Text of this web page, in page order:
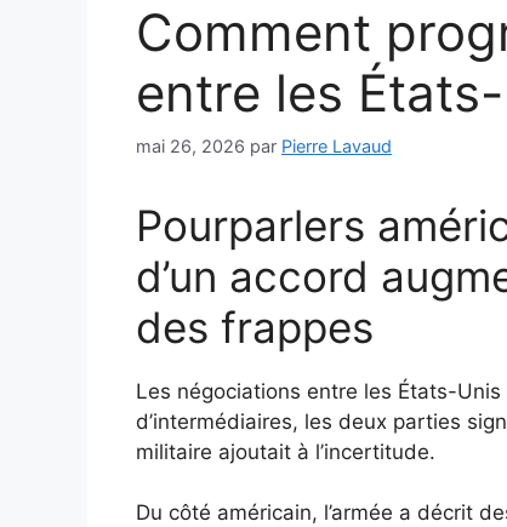
Comment
entre les
mai 26, 2026 par Pierre Lavaud
Pourparlers
d’un accord
des frappes
Les négociations entre les États-Unis
d’intermédiaires, les deux parties
militaire ajoutait à l’incertitude.
Du côté américain, l’armée a décrit